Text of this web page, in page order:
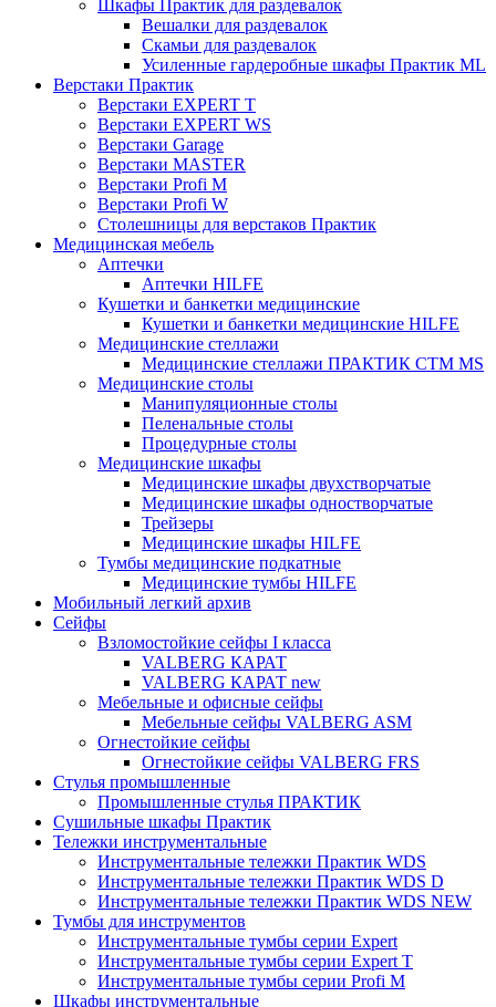
Шкафы Практик для раздевалок
Вешалки для раздевалок
Скамьи для раздевалок
Усиленные гардеробные шкафы Практик ML
Верстаки Практик
Верстаки EXPERT T
Верстаки EXPERT WS
Верстаки Garage
Верстаки MASTER
Верстаки Profi M
Верстаки Profi W
Столешницы для верстаков Практик
Медицинская мебель
Аптечки
Аптечки HILFE
Кушетки и банкетки медицинские
Кушетки и банкетки медицинские HILFE
Медицинские стеллажи
Медицинские стеллажи ПРАКТИК СТМ MS
Медицинские столы
Манипуляционные столы
Пеленальные столы
Процедурные столы
Медицинские шкафы
Медицинские шкафы двухстворчатые
Медицинские шкафы одностворчатые
Трейзеры
Медицинские шкафы HILFE
Тумбы медицинские подкатные
Медицинские тумбы HILFE
Мобильный легкий архив
Сейфы
Взломостойкие сейфы I класса
VALBERG КАРАТ
VALBERG КАРАТ new
Мебельные и офисные сейфы
Мебельные сейфы VALBERG ASM
Огнестойкие сейфы
Огнестойкие сейфы VALBERG FRS
Стулья промышленные
Промышленные стулья ПРАКТИК
Сушильные шкафы Практик
Тележки инструментальные
Инструментальные тележки Практик WDS
Инструментальные тележки Практик WDS D
Инструментальные тележки Практик WDS NEW
Тумбы для инструментов
Инструментальные тумбы серии Expert
Инструментальные тумбы серии Expert T
Инструментальные тумбы серии Profi M
Шкафы инструментальные